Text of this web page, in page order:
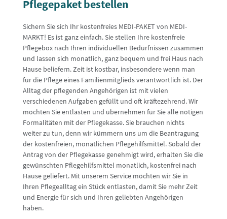
Pflegepaket bestellen
Sichern Sie sich Ihr kostenfreies MEDI-PAKET von MEDI-
MARKT! Es ist ganz einfach. Sie stellen Ihre kostenfreie
Pflegebox nach Ihren individuellen Bedürfnissen zusammen
und lassen sich monatlich, ganz bequem und frei Haus nach
Hause beliefern. Zeit ist kostbar, insbesondere wenn man
für die Pflege eines Familienmitglieds verantwortlich ist. Der
Alltag der pflegenden Angehörigen ist mit vielen
verschiedenen Aufgaben gefüllt und oft kräftezehrend. Wir
möchten Sie entlasten und übernehmen für Sie alle nötigen
Formalitäten mit der Pflegekasse. Sie brauchen nichts
weiter zu tun, denn wir kümmern uns um die Beantragung
der kostenfreien, monatlichen Pflegehilfsmittel. Sobald der
Antrag von der Pflegekasse genehmigt wird, erhalten Sie die
gewünschten Pflegehilfsmittel monatlich, kostenfrei nach
Hause geliefert. Mit unserem Service möchten wir Sie in
Ihren Pflegealltag ein Stück entlasten, damit Sie mehr Zeit
und Energie für sich und Ihren geliebten Angehörigen
haben.